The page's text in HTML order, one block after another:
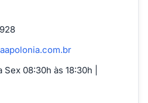
Sex 08:30h às 18:30h |